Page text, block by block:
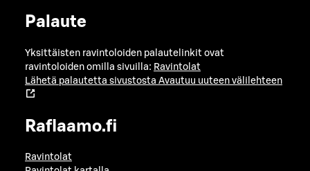
Palaute
Yksittäisten ravintoloiden palautelinkit ovat
ravintoloiden omilla sivuilla: Ravintolat
Lähetä palautetta sivustosta Avautuu uuteen välilehteen
Raflaamo.fi
Ravintolat